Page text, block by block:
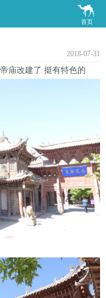

首页
2018-07-31
庙改建了 挺有特色的